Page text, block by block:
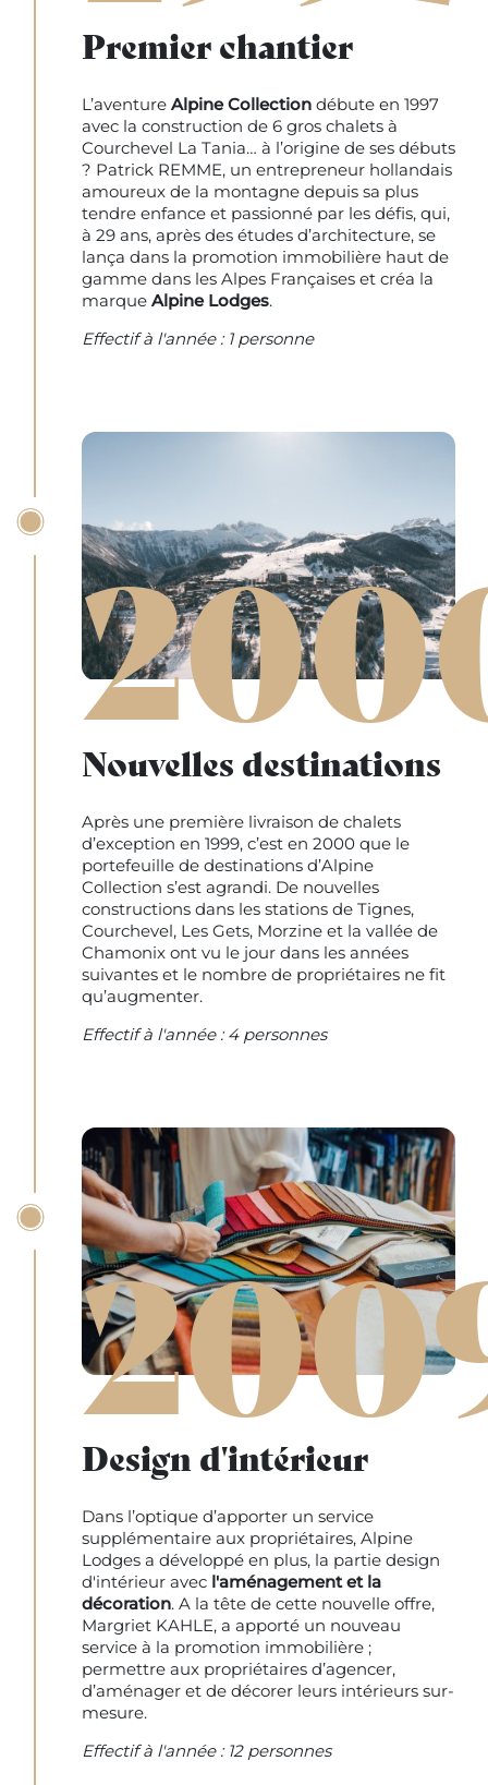
Premier chantier
L’aventure Alpine Collection débute en 1997
avec la construction de 6 gros chalets à
Courchevel La Tania… à l’origine de ses débuts
? Patrick REMME, un entrepreneur hollandais
amoureux de la montagne depuis sa plus
tendre enfance et passionné par les défis, qui,
à 29 ans, après des études d’architecture, se
lança dans la promotion immobilière haut de
gamme dans les Alpes Françaises et créa la
marque Alpine Lodges.
Effectif à l'année : 1 personne
Nouvelles destinations
Après une première livraison de chalets
d’exception en 1999, c’est en 2000 que le
portefeuille de destinations d’Alpine
Collection s’est agrandi. De nouvelles
constructions dans les stations de Tignes,
Courchevel, Les Gets, Morzine et la vallée de
Chamonix ont vu le jour dans les années
suivantes et le nombre de propriétaires ne fit
qu’augmenter.
Effectif à l'année : 4 personnes
Design d'intérieur
Dans l’optique d’apporter un service
supplémentaire aux propriétaires, Alpine
Lodges a développé en plus, la partie design
d'intérieur avec l'aménagement et la
décoration. A la tête de cette nouvelle offre,
Margriet KAHLE, a apporté un nouveau
service à la promotion immobilière ;
permettre aux propriétaires d’agencer,
d’aménager et de décorer leurs intérieurs sur-
mesure.
Effectif à l'année : 12 personnes